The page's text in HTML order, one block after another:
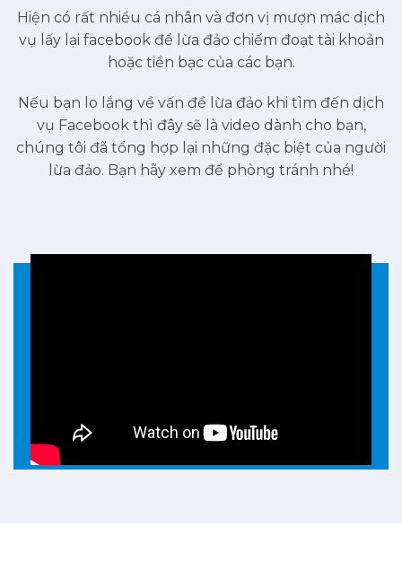
Hiện có rất nhiều cá nhân và đơn vị mượn mác dịch
vụ lấy lại facebook để lừa đảo chiếm đoạt tài khoản
hoặc tiền bạc của các bạn.
Nếu bạn lo lắng về vấn đề lừa đảo khi tìm đến dịch
vụ Facebook thì đây sẽ là video dành cho bạn,
chúng tôi đã tổng hợp lại những đặc biệt của người
lừa đảo. Bạn hãy xem để phòng tránh nhé!